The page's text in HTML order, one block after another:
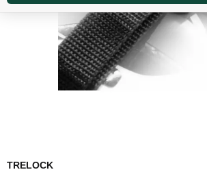
TRELOCK